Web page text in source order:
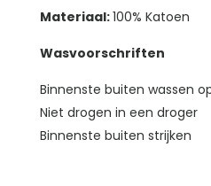
Materiaal:100% Katoen
Wasvoorschriften
Binnenste buiten wassen
Niet drogen in een droger
Binnenste buiten strijken